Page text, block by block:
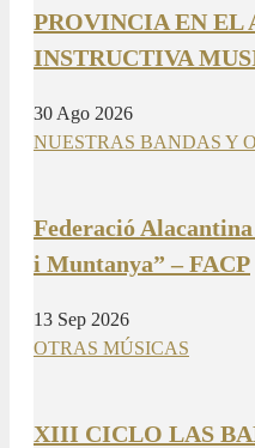
PROVINCIA EN EL
INSTRUCTIVA
30 Ago 2026
NUESTRAS BANDAS Y
Federació
i Muntanya” – FACP
13 Sep 2026
OTRAS MÚSICAS
XIII CICLO LAS